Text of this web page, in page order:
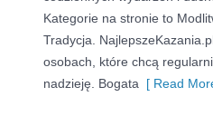
Kategorie na stronie to
Tradycja.
osobach, które chcą
nadzieję. Bogata [ Read